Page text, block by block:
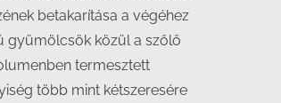
betakarítása a végéhez
gyümölcsök közül a szőlő
termesztett
több mint kétszeresére